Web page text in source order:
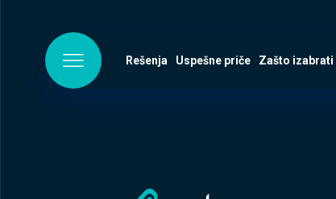
Rešenja Uspešne priče Zašto izabrati